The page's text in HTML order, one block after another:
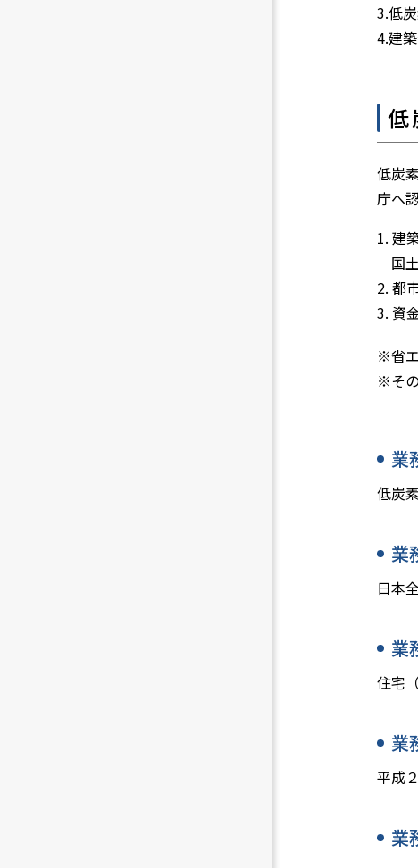
長期優良住宅
CASBEE不動産
CASBEE建築
3.低
4.建
低
低炭
庁へ
1. 建
国
2. 都
3. 資
※省
※そ
業
低炭
業
日本
業
住宅
業
平成
業